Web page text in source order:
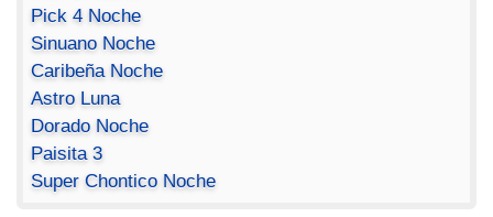
Pick 4 Noche
Sinuano Noche
Caribeña Noche
Astro Luna
Dorado Noche
Paisita 3
Super Chontico Noche